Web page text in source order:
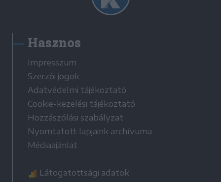
Hasznos
Impresszum
Szerzői jogok
Adatvédelmi tájékoztató
Cookie-kezelési tájékoztató
Hozzászólási szabályzat
Nyomtatott lapjaink archívuma
Médiaajánlat
Látogatottsági adatok